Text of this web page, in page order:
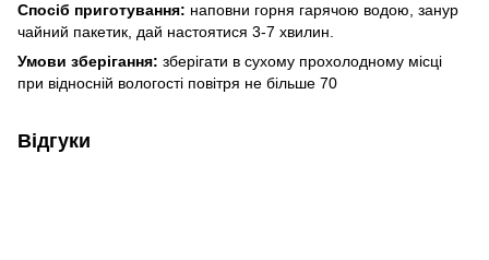
Спосіб приготування: наповни горня гарячою водою, занур
чайний пакетик, дай настоятися 3-7 хвилин.
Умови зберігання: зберігати в сухому прохолодному місці
при відносній вологості повітря не більше 70
Відгуки